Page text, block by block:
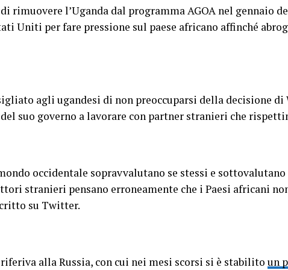
rimuovere l’Uganda dal programma AGOA nel gennaio
Uniti per fare pressione sul paese africano affinché
agli ugandesi di non preoccuparsi della decisione di
suo governo a lavorare con partner stranieri che
occidentale sopravvalutano se stessi e
stranieri pensano erroneamente che i Paesi africani
su Twitter.
alla Russia, con cui nei mesi scorsi si è stabilito un